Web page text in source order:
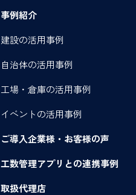
事例紹介
建設の活用事例
自治体の活用事例
工場・倉庫の活用事例
イベントの活用事例
ご導入企業様・お客様の声
工数管理アプリとの連携事例
取扱代理店